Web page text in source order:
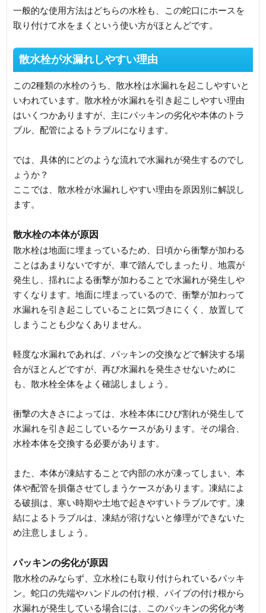
一般的な使用方法はどちらの水栓も、この蛇口にホースを
取り付けて水をまくという使い方がほとんどです。
散水栓が水漏れしやすい理由
この2種類の水栓のうち、散水栓は水漏れを起こしやすいと
いわれています。散水栓が水漏れを引き起こしやすい理由
はいくつかありますが、主にパッキンの劣化や本体のトラ
ブル、配管によるトラブルになります。
では、具体的にどのような流れで水漏れが発生するのでし
ょうか？
ここでは、散水栓が水漏れしやすい理由を原因別に解説し
ます。
散水栓の本体が原因
散水栓は地面に埋まっているため、日頃から衝撃が加わる
ことはあまりないですが、車で踏んでしまったり、地震が
発生し、揺れによる衝撃が加わることで水漏れが発生しや
すくなります。地面に埋まっているので、衝撃が加わって
水漏れを引き起こしていることに気づきにくく、放置して
しまうことも少なくありません。
軽度な水漏れであれば、パッキンの交換などで解決する場
合がほとんどですが、再び水漏れを発生させないために
も、散水栓全体をよく確認しましょう。
衝撃の大きさによっては、水栓本体にひび割れが発生して
水漏れを引き起こしているケースがあります。その場合、
水栓本体を交換する必要があります。
また、本体が凍結することで内部の水が凍ってしまい、本
体や配管を損傷させてしまうケースがあります。凍結によ
る破損は、寒い時期や土地で起きやすいトラブルです。凍
結によるトラブルは、凍結が溶けないと修理ができないた
め注意しましょう。
パッキンの劣化が原因
散水栓のみならず、立水栓にも取り付けられているパッキ
ン。蛇口の先端やハンドルの付け根、パイプの付け根から
水漏れが発生している場合には、このパッキンの劣化が考